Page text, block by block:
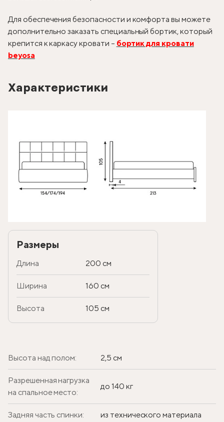
Для обеспечения безопасности и комфорта вы можете
дополнительно заказать специальный бортик, который
крепится к каркасу кровати – бортик для кровати
beyosa
Характеристики
Размеры
Длина 200 см
Ширина 160 см
Высота 105 см
Высота над полом: 2,5 см
Разрешенная нагрузка
на спальное место:
до 140 кг
Задняя часть спинки: из технического материала